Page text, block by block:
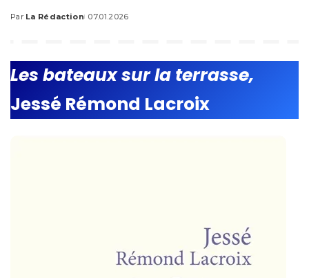
Posted
Par La Rédaction 07.01.2026
Les bateaux sur la terrasse,
Jessé Rémond Lacroix